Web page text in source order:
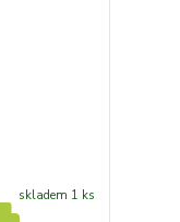
skladem 1 ks